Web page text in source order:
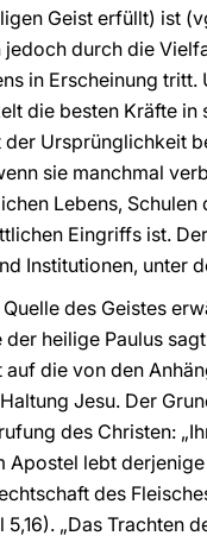
Geist erfüllt) ist
durch die
in Erscheinung
die besten Kräfte
Ursprünglichkeit
sie manchmal
Lebens,
Eingriffs ist.
Institutionen, unter
des Geistes
heilige Paulus
die von den
Jesu. Der
des Christen:
Apostel lebt
des
5,16). „Das Trachten